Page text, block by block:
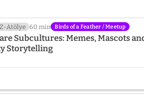
Z-Atölye 60 min Birds of a Feather / Meetup
Subcultures: Memes, Mascots
Storytelling